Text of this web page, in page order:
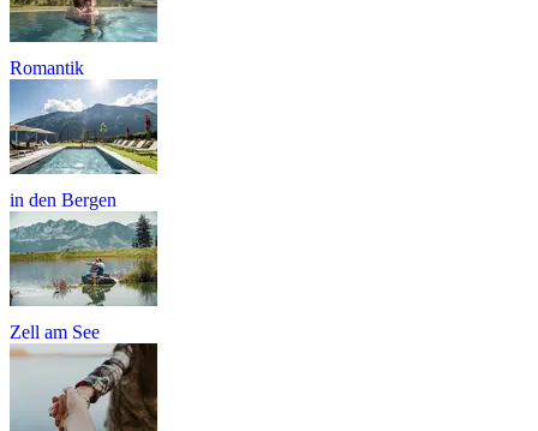
Romantik
in den Bergen
Zell am See